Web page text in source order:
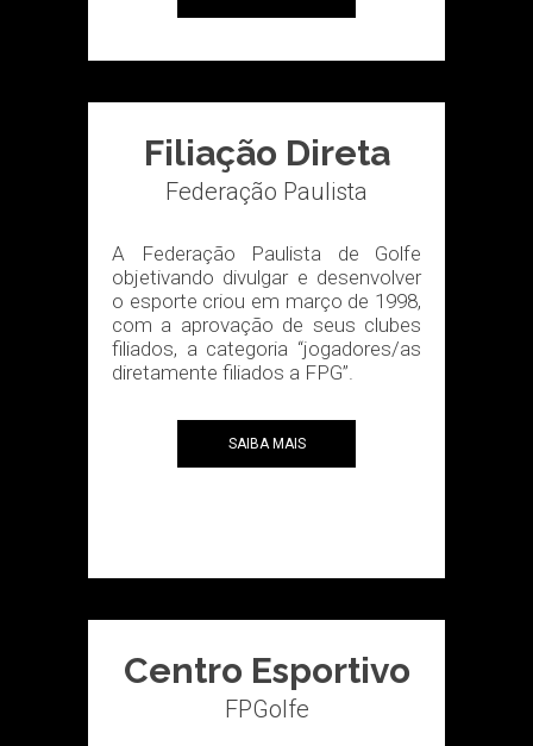
Filiação Direta
Federação Paulista
A Federação Paulista de Golfe
objetivando divulgar e desenvolver
o esporte criou em março de 1998,
com a aprovação de seus clubes
filiados, a categoria “jogadores/as
diretamente filiados a FPG”.
SAIBA MAIS
Centro Esportivo
FPGolfe